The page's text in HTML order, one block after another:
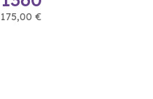
175,00 €